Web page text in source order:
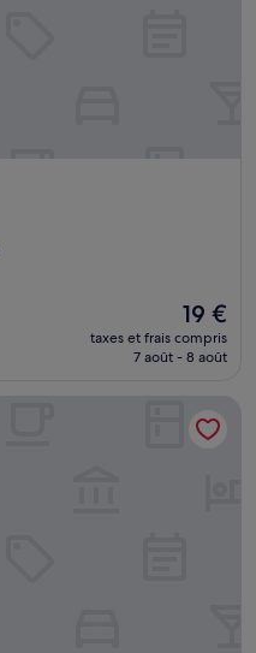
Le
nouveau
prix
19 €
19 €
taxes et frais compris
7 août - 8 août